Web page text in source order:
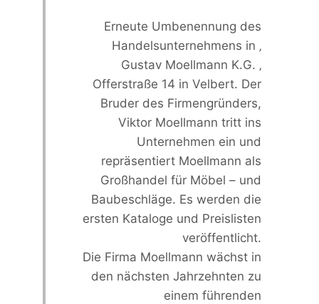
Erneute Umbenennung des
Handelsunternehmens in ‚
Gustav Moellmann K.G. ‚
Offerstraße 14 in Velbert. Der
Bruder des Firmengründers,
Viktor Moellmann tritt ins
Unternehmen ein und
repräsentiert Moellmann als
Großhandel für Möbel – und
Baubeschläge. Es werden die
ersten Kataloge und Preislisten
veröffentlicht.
Die Firma Moellmann wächst in
den nächsten Jahrzehnten zu
einem führenden